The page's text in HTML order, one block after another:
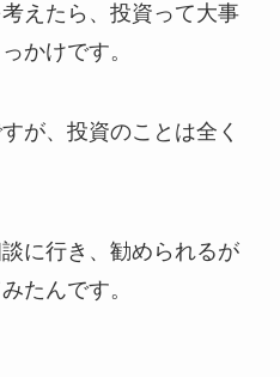
えたら、投資って大事
かけです。
が、投資のことは全く
に行き、勧められるが
たんです。